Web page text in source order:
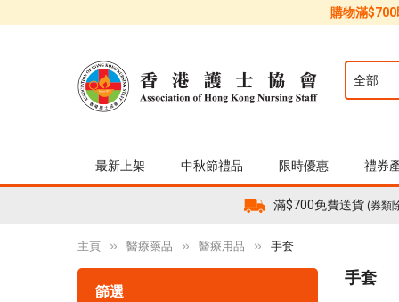
購物滿
最新上架 中秋節禮品 限時優惠 禮券
滿$700免費送貨 (券類
主頁 醫療藥品 醫療用品 手套
手套
篩選